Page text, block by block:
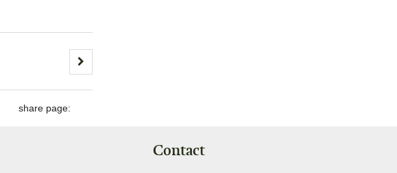
share page:
Contact